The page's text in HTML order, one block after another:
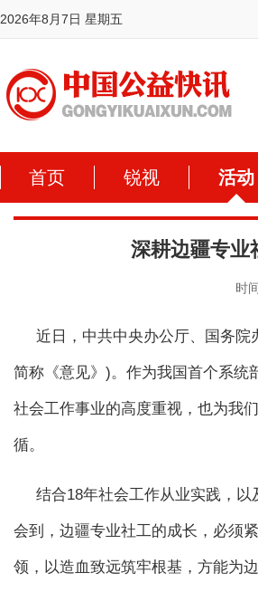
2026年8月7日 星期五
首页 锐视 活动
深耕边疆专业
时
近日，中共中央办公厅、国务
简称《意见》)。作为我国首个系统
社会工作事业的高度重视，也为我
循。
结合18年社会工作从业实践，
会到，边疆专业社工的成长，必须
领，以造血致远筑牢根基，方能为